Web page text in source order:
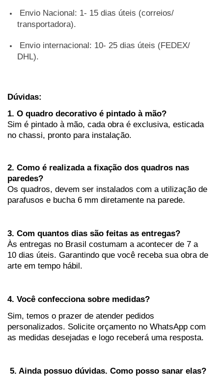
Envio Nacional: 1- 15 dias úteis (correios/
transportadora).
Envio internacional: 10- 25 dias úteis (FEDEX/
DHL).
Dúvidas:
1. O quadro decorativo é pintado à mão?
Sim é pintado à mão, cada obra é exclusiva, esticada
no chassi, pronto para instalação.
2. Como é realizada a fixação dos quadros nas
paredes?
Os quadros, devem ser instalados com a utilização de
parafusos e bucha 6 mm diretamente na parede.
3. Com quantos dias são feitas as entregas?
Às entregas no Brasil costumam a acontecer de 7 a
10 dias úteis. Garantindo que você receba sua obra de
arte em tempo hábil.
4. Você confecciona sobre medidas?
Sim, temos o prazer de atender pedidos
personalizados. Solicite orçamento no WhatsApp com
as medidas desejadas e logo receberá uma resposta.
5. Ainda possuo dúvidas. Como posso sanar elas?